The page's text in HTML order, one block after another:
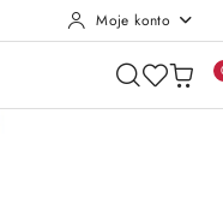
Moje konto